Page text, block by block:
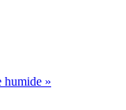
humide »